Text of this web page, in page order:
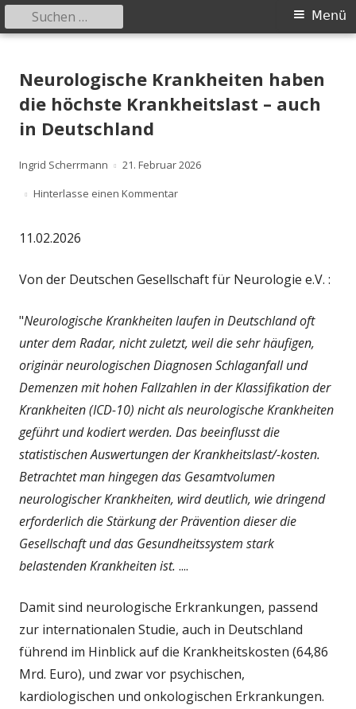
zum
Gesundheit
Primäres
Menü
Suchen
nach:
Neurologische Krankheiten haben
die höchste Krankheitslast – auch
in Deutschland
Autor
Ingrid Scherrmann
Veröffentlicht
am
21. Februar 2026
Hinterlasse einen Kommentarzu Neurologische Krankheiten
11.02.2026
Von der Deutschen Gesellschaft für Neurologie e.V. :
"Neurologische Krankheiten laufen in Deutschland oft
unter dem Radar, nicht zuletzt, weil die sehr häufigen,
originär neurologischen Diagnosen Schlaganfall und
Demenzen mit hohen Fallzahlen in der Klassifikation der
Krankheiten (ICD-10) nicht als neurologische Krankheiten
geführt und kodiert werden. Das beeinflusst die
statistischen Auswertungen der Krankheitslast/-kosten.
Betrachtet man hingegen das Gesamtvolumen
neurologischer Krankheiten, wird deutlich, wie dringend
erforderlich die Stärkung der Prävention dieser die
Gesellschaft und das Gesundheitssystem stark
belastenden Krankheiten ist. ....
Damit sind neurologische Erkrankungen, passend
zur internationalen Studie, auch in Deutschland
führend im Hinblick auf die Krankheitskosten (64,86
Mrd. Euro), und zwar vor psychischen,
kardiologischen und onkologischen Erkrankungen.